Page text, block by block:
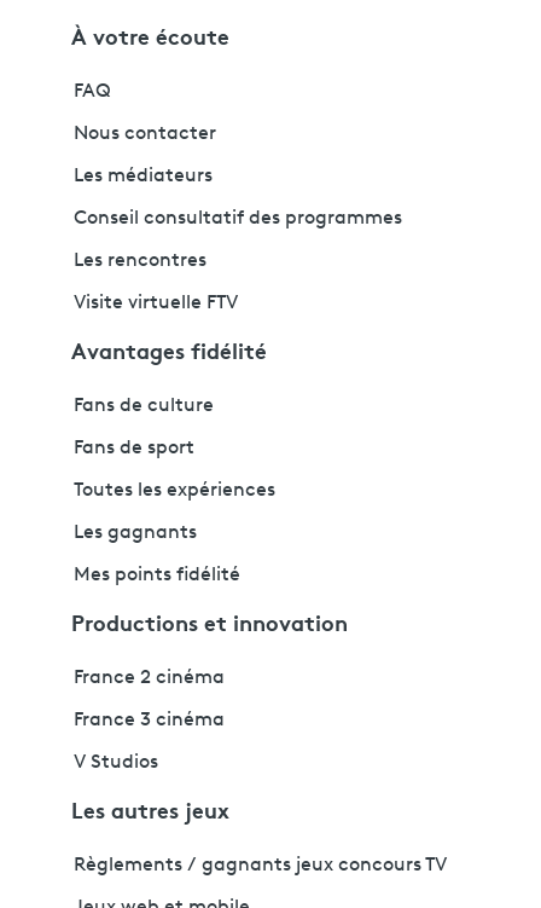
À votre écoute
FAQ
Nous contacter
Les médiateurs
Conseil consultatif des programmes
Les rencontres
Visite virtuelle FTV
Avantages fidélité
Fans de culture
Fans de sport
Toutes les expériences
Les gagnants
Mes points fidélité
Productions et innovation
France 2 cinéma
France 3 cinéma
V Studios
Les autres jeux
Règlements / gagnants jeux concours TV